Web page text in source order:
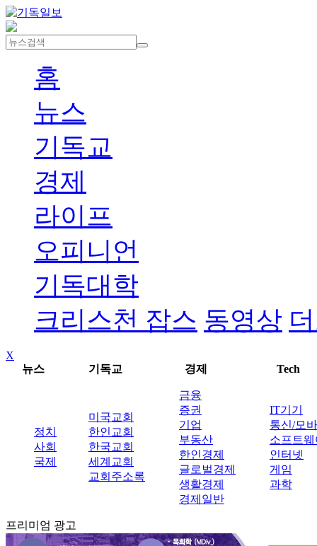
홈
뉴스
기독교
경제
라이프
오피니언
기독대학
크리스천 잡스 동영상
X
뉴스
기독교 경제 Tech
정치
사회
국제
미국교회
한인교회
한국교회
세계교회
교회주소록
금융
증권
기업
부동산
한인경제
글로벌경제
생활경제
경제일반
IT기기
통신/모
소프트웨
인터넷
게임
과학
프리미엄 광고